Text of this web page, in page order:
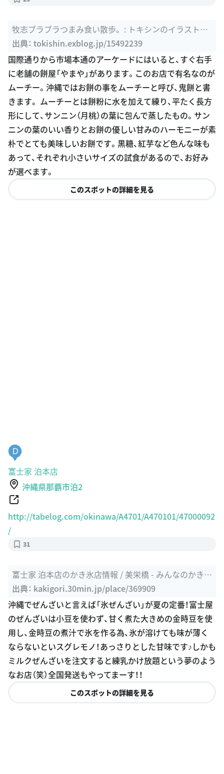
牧志ブラブラつまみ食い散歩。 : トキシンのイラストレ
ーター的“沖縄”生活
出典： tokishin.exblog.jp/15492239
国際通りから市場本通のアーケードにはいると、すぐ右手
に老舗の餅屋「やまや」があります。このお店で有名なのが
ムーチー。沖縄ではお餅の事をムーチーと呼び、鬼餅と書
きます。 ムーチーとは餅粉に水を加えて練り、平たく長方
形にして、サンニン（月桃）の葉に包んで蒸したもの。サン
ニンの葉のいい香りとお餅の優しい甘みのハーモニーが素
朴でとても美味しいお餅です。黒糖、紅芋など色んな味も
あって、それぞれ小さいサイズの試食があるので、お好み
が選べます。
このスポットの詳細を見る
D
富士家 泊本店
沖縄県那覇市泊2
http://tabelog.com/okinawa/A4701/A470101/47000092
/
31
富士家 泊本店のかき氷店情報 / 美栄橋 - みんなのかき氷
部
出典： kakigori.30min.jp/place/369909
沖縄でぜんざいと言えば「氷ぜんざい」が夏の定番！富士屋
のぜんざいは小豆を使わず、甘く煮た大きめの金時豆を使
用し、金時豆の煮汁で氷を作る為、氷が溶けても味が薄く
ならないといスグレモノ！あっさりとした甘味です♪しかも
ミルクぜんざいを注文すると練乳かけ放題という夢のよう
なお店（笑）全国発送もやってまーす！！
このスポットの詳細を見る